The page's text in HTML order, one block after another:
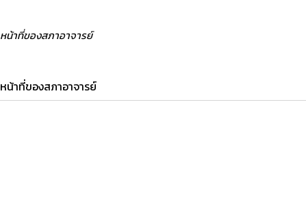
หน้าที่ของสภาอาจารย์
หน้าที่ของสภาอาจารย์